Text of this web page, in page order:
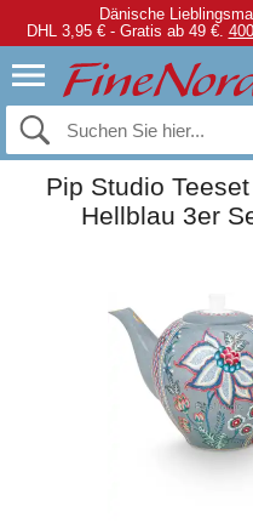
Dänische
DHL 3,95 € - Gratis ab 49 €.
Pip Studio
Hellblau 3er